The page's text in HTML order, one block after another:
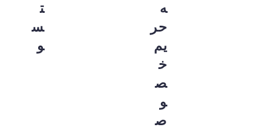
ه
حر
یم
خ
ص
و
ص
ت
س
و